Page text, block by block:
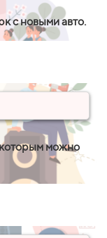
с новыми авто.
можно